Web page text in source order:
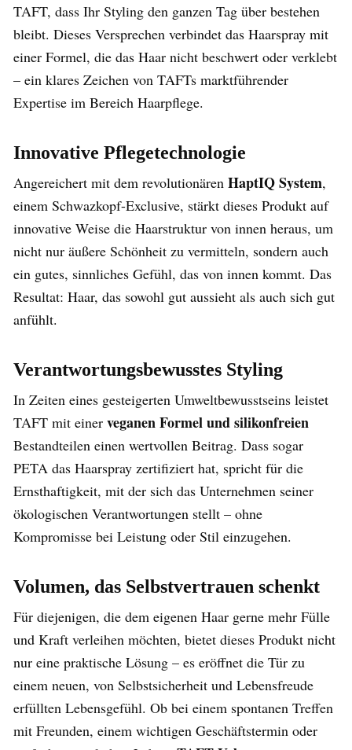
TAFT, dass Ihr Styling den ganzen Tag über bestehen
bleibt. Dieses Versprechen verbindet das Haarspray mit
einer Formel, die das Haar nicht beschwert oder verklebt
– ein klares Zeichen von TAFTs marktführender
Expertise im Bereich Haarpflege.
Innovative Pflegetechnologie
Angereichert mit dem revolutionären HaptIQ System,
einem Schwazkopf-Exclusive, stärkt dieses Produkt auf
innovative Weise die Haarstruktur von innen heraus, um
nicht nur äußere Schönheit zu vermitteln, sondern auch
ein gutes, sinnliches Gefühl, das von innen kommt. Das
Resultat: Haar, das sowohl gut aussieht als auch sich gut
anfühlt.
Verantwortungsbewusstes Styling
In Zeiten eines gesteigerten Umweltbewusstseins leistet
TAFT mit einer veganen Formel und silikonfreien
Bestandteilen einen wertvollen Beitrag. Dass sogar
PETA das Haarspray zertifiziert hat, spricht für die
Ernsthaftigkeit, mit der sich das Unternehmen seiner
ökologischen Verantwortungen stellt – ohne
Kompromisse bei Leistung oder Stil einzugehen.
Volumen, das Selbstvertrauen schenkt
Für diejenigen, die dem eigenen Haar gerne mehr Fülle
und Kraft verleihen möchten, bietet dieses Produkt nicht
nur eine praktische Lösung – es eröffnet die Tür zu
einem neuen, von Selbstsicherheit und Lebensfreude
erfüllten Lebensgefühl. Ob bei einem spontanen Treffen
mit Freunden, einem wichtigen Geschäftstermin oder